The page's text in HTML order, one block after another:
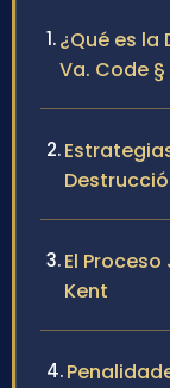
¿Qué es
Va. Code §
El
Kent